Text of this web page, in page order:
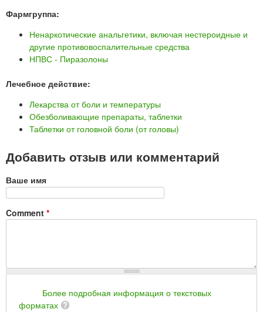
Фармгруппа:
Ненаркотические анальгетики, включая нестероидные и
другие противовоспалительные средства
НПВС - Пиразолоны
Лечебное действие:
Лекарства от боли и температуры
Обезболивающие препараты, таблетки
Таблетки от головной боли (от головы)
Добавить отзыв или комментарий
Ваше имя
Comment *
Более подробная информация о текстовых
форматах